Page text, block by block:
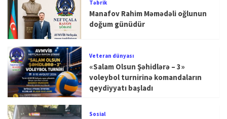
Təbrik
Manafov Rahim Məmədəli oğlunun
doğum günüdür
Veteran dünyası
«Salam Olsun Şəhidlərə – 3»
voleybol turnirinə komandaların
qeydiyyatı başladı
Sosial